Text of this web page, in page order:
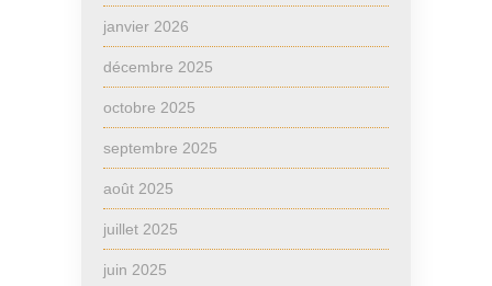
janvier 2026
décembre 2025
octobre 2025
septembre 2025
août 2025
juillet 2025
juin 2025